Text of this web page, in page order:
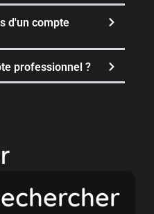
d'un compte
professionnel ?